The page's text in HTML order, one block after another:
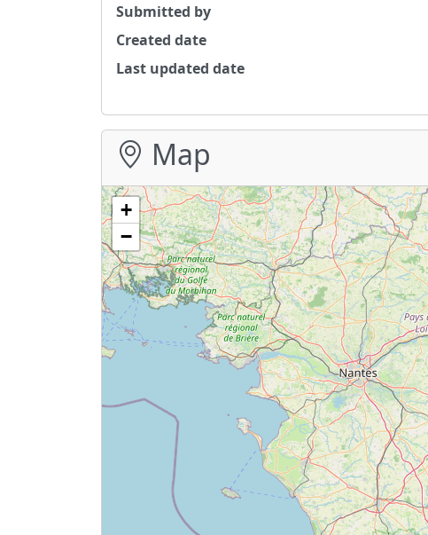
Submitted by
Created date
Last updated date
Map
+
−